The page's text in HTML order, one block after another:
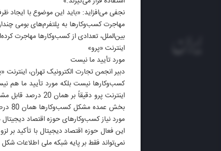
نجفی می‌افزاید: «باید این موضوع با
مهاجرت کسب‌وکارها به پلتفرم‌های بومی
بین‌الملل، تعدادی از کسب‌وکارها مهاجرت
اینترنت «پرو»
مورد تأیید ما نیست
دبیر انجمن تجارت الکترونیک تهران،
کسب‌وکارها نیست بلکه مورد تأیید ما هم
اینترنت پرو
مورد نیاز کسب‌وکارهای حوزه اقتصاد
این فعال حوزه اقتصاد دیجیتال با تأکید
نمی‌تواند فقط بر پایه شبکه ملی اطلاعات شکل
الوفاق